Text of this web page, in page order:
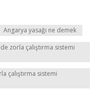
Angarya yasağı ne demek
zorla çalıştırma sistemi
çalıştırma sistemi